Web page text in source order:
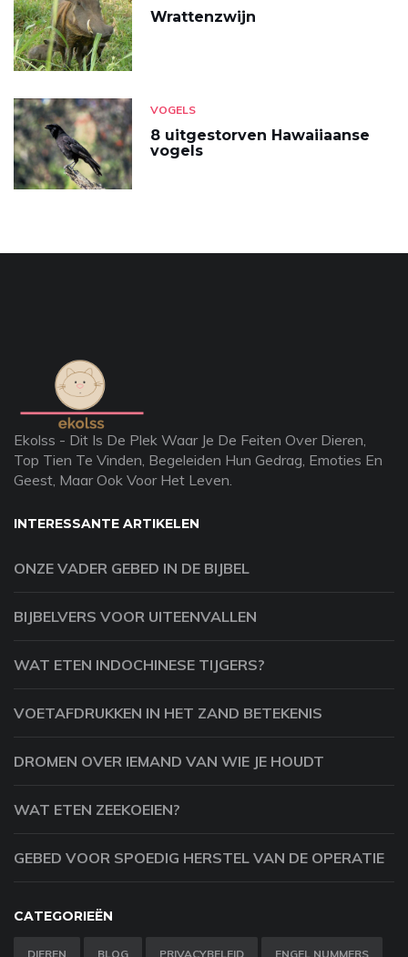
Wrattenzwijn
VOGELS
8 uitgestorven Hawaiiaanse
vogels
Ekolss - Dit Is De Plek Waar Je De Feiten Over Dieren,
Top Tien Te Vinden, Begeleiden Hun Gedrag, Emoties En
Geest, Maar Ook Voor Het Leven.
INTERESSANTE ARTIKELEN
ONZE VADER GEBED IN DE BIJBEL
BIJBELVERS VOOR UITEENVALLEN
WAT ETEN INDOCHINESE TIJGERS?
VOETAFDRUKKEN IN HET ZAND BETEKENIS
DROMEN OVER IEMAND VAN WIE JE HOUDT
WAT ETEN ZEEKOEIEN?
GEBED VOOR SPOEDIG HERSTEL VAN DE OPERATIE
CATEGORIEËN
DIEREN BLOG PRIVACYBELEID ENGEL NUMMERS